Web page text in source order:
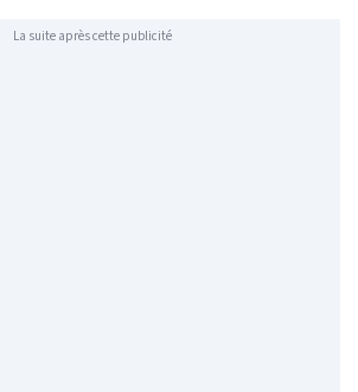
La suite après cette publicité